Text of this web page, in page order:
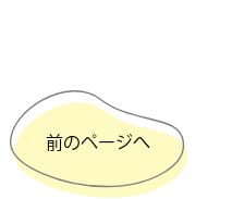
前のページへ